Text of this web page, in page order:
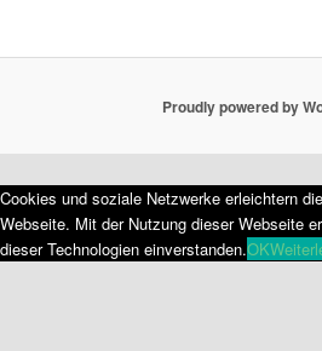
Proudly powered by
Cookies und soziale Netzwerke erleichtern
Webseite. Mit der Nutzung dieser Webseite
dieser Technologien einverstanden.OK